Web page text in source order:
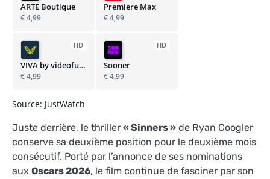
ARTE Boutique
€ 4,99
Premiere Max
€ 4,99
HD
VIVA by videofutur
€ 4,99
HD
Sooner
€ 4,99
Source: JustWatch
Juste derrière, le thriller « Sinners » de Ryan Coogler
conserve sa deuxième position pour le deuxième mois
consécutif. Porté par l’annonce de ses nominations
aux Oscars 2026, le film continue de fasciner par son